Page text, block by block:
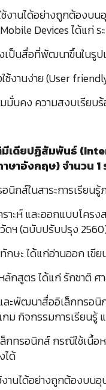
งานได้อย่างถูกต้องบ
Devices ได้แก่
ป็นสื่อที่พัฒนาขึ้นในรู
งานง่าย (User
นคง ความสงบเรียบ
มีเดียปฏิสัมพันธ์ (
าษาอังกฤษ) จำนวน
อนิกส์ในสาระการเรีย
าะห์ และออกแบบโค
วัดฯ (ฉบับปรับปรุง
ทักษะ ได้แก่อ่านออก เ
กสูตร ได้แก่ รักชาติ ศ
ละพัฒนาสื่ออิเล็กทรอ
กม กิจกรรมการเรีย
กทรอนิกส์ กรณีใช้เนื้อ
ได้
งานได้อย่างถูกต้องบน